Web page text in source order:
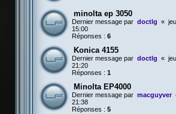
minolta ep 3050
Dernier message par doctlg «
15:00
Réponses : 6
Konica 4155
Dernier message par doctlg «
21:20
Réponses : 1
Minolta EP4000
Dernier message par macguyver
21:38
Réponses : 5